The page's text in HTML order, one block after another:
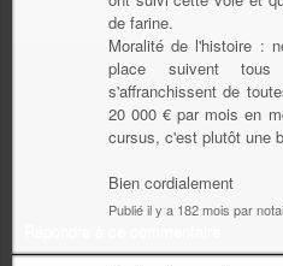
de farine.
Moralité de l'histoire :
place suivent tous
s'affranchissent de
20 000 € par mois en
cursus, c'est plutôt une
Bien cordialement
Publié il y a 182 mois par